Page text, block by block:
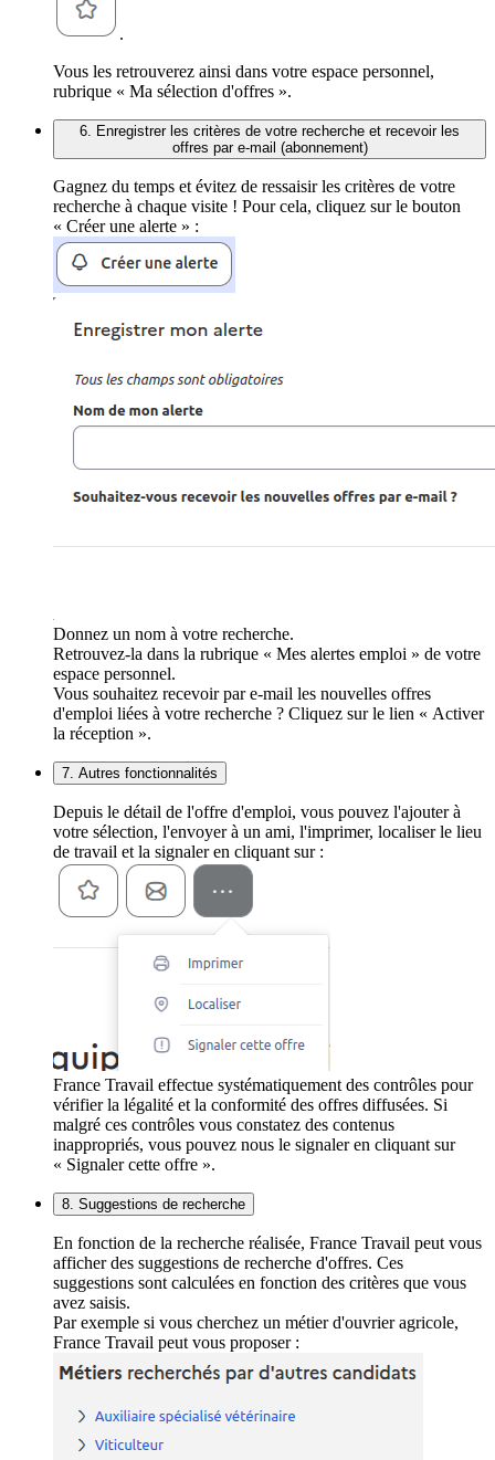
.
Vous les retrouverez ainsi dans votre espace personnel,
rubrique « Ma sélection d'offres ».
6. Enregistrer les critères de votre recherche et recevoir les
offres par e-mail (abonnement)
Gagnez du temps et évitez de ressaisir les critères de votre
recherche à chaque visite ! Pour cela, cliquez sur le bouton
« Créer une alerte » :
Donnez un nom à votre recherche.
Retrouvez-la dans la rubrique « Mes alertes emploi » de votre
espace personnel.
Vous souhaitez recevoir par e-mail les nouvelles offres
d'emploi liées à votre recherche ? Cliquez sur le lien « Activer
la réception ».
7. Autres fonctionnalités
Depuis le détail de l'offre d'emploi, vous pouvez l'ajouter à
votre sélection, l'envoyer à un ami, l'imprimer, localiser le lieu
de travail et la signaler en cliquant sur :
France Travail effectue systématiquement des contrôles pour
vérifier la légalité et la conformité des offres diffusées. Si
malgré ces contrôles vous constatez des contenus
inappropriés, vous pouvez nous le signaler en cliquant sur
« Signaler cette offre ».
8. Suggestions de recherche
En fonction de la recherche réalisée, France Travail peut vous
afficher des suggestions de recherche d'offres. Ces
suggestions sont calculées en fonction des critères que vous
avez saisis.
Par exemple si vous cherchez un métier d'ouvrier agricole,
France Travail peut vous proposer :